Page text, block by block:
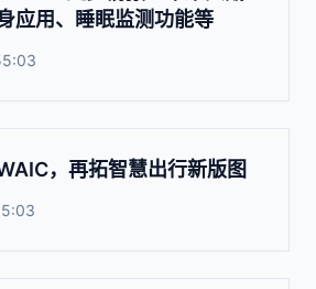
应用、睡眠监测功能等
，再拓智慧出行新版图